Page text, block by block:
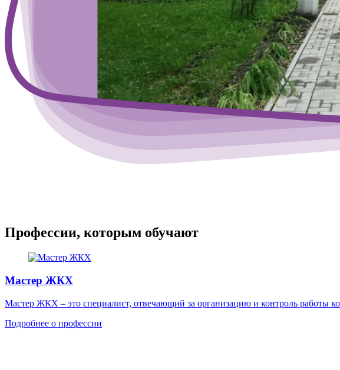
Профессии, которым обучают
Мастер ЖКХ
Мастер ЖКХ – это специалист, отвечающий за организацию и контроль работы
Подробнее о профессии